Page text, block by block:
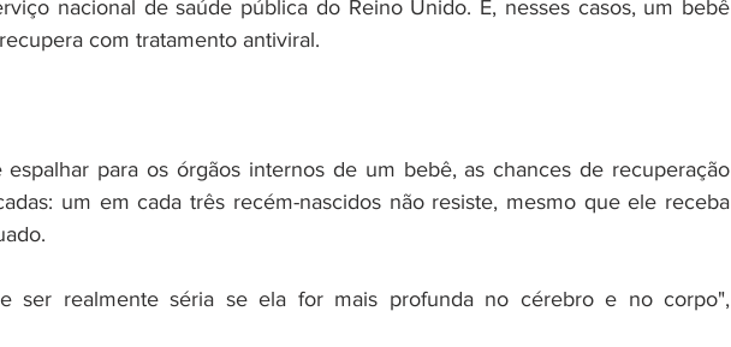
nacional de saúde pública do Reino Unido. E, nesses casos, um bebê
com tratamento antiviral.
espalhar para os órgãos internos de um bebê, as chances de recuperação
um em cada três recém-nascidos não resiste, mesmo que ele receba
ser realmente séria se ela for mais profunda no cérebro e no corpo",